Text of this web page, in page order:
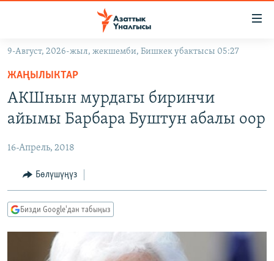
Навигацияга
өтүңүз
Издөөгө
салыңыз
ЭКОНОМИКА
МАДАНИЯТ
БОРБОР АЗИЯ
АТАЙЫН ИЛИКТӨӨ
ТВ ПРОГРАММАЛАР
ЭКСПЕРТТЕР ТАЛДАЙТ
БИЗ ЖАНА ДҮЙНӨ
ӨЗГӨЧӨ ПИКИР
Русский
9-Август, 2026-жыл, жекшемби, Бишкек убактысы 05:27
ЖАҢЫЛЫКТАР
АКШнын мурдагы биринчи
айымы Барбара Буштун абалы оор
16-Апрель, 2018
Бөлүшүңүз
Бизди Google'дан табыңыз